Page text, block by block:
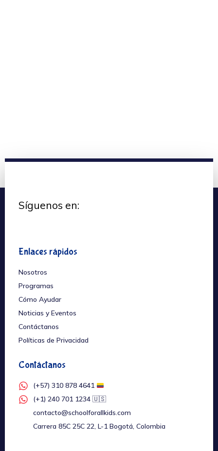
Síguenos en:
Enlaces rápidos
Nosotros
Programas
Cómo Ayudar
Noticias y Eventos
Contáctanos
Políticas de Privacidad
Contáctanos
(+57) 310 878 4641
(+1) 240 701 1234 🇺🇸
contacto@schoolforallkids.com
Carrera 85C 25C 22, L-1 Bogotá, Colombia